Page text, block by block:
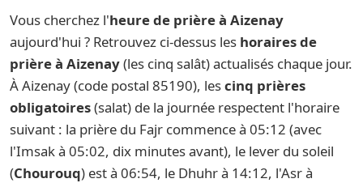
Vous cherchez l'heure de prière à Aizenay
aujourd'hui ? Retrouvez ci-dessus les horaires de
prière à Aizenay(les cinq salât) actualisés chaque jour.
À Aizenay (code postal 85190), lescinq prières
obligatoires(salat) de la journée respectent l'horaire
suivant : la prière du Fajr commence à 05:12 (avec
l'Imsak à 05:02, dix minutes avant), le lever du soleil
(Chourouq) est à 06:54, le Dhuhr à 14:12, l'Asr à